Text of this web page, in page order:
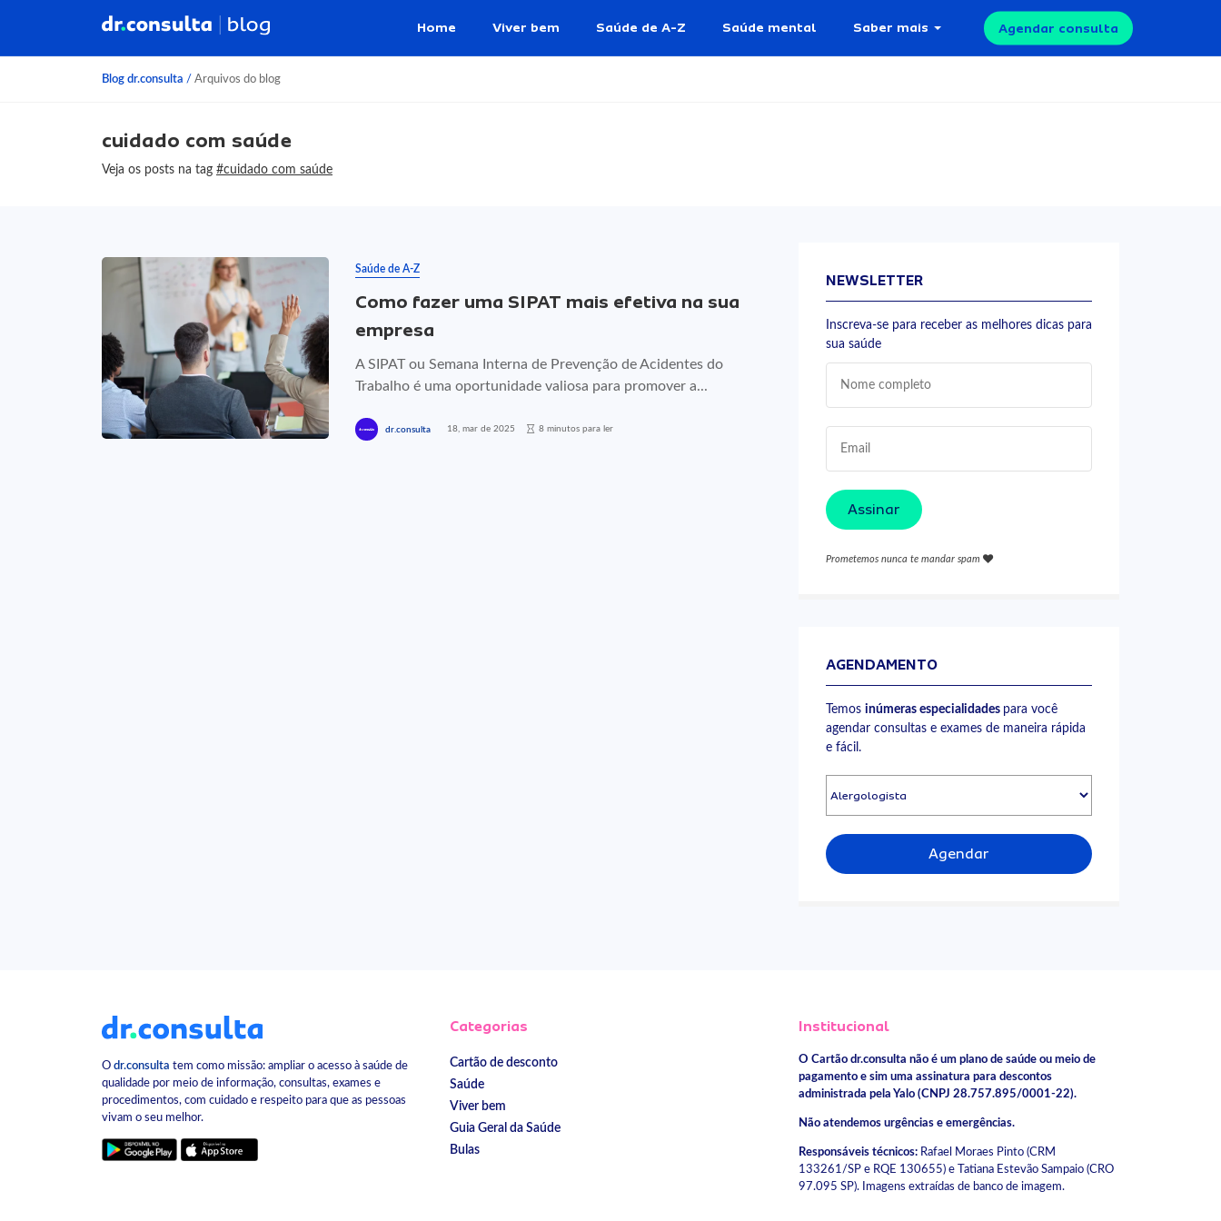
Home Viver bem Saúde de A-Z Saúde mental Saber mais Agendar consulta
Blog dr.consulta / Arquivos do blog
cuidado com saúde
Veja os posts na tag #cuidado com saúde
Saúde de A-Z
Como fazer uma SIPAT mais efetiva na sua
empresa
A SIPAT ou Semana Interna de Prevenção de Acidentes do
Trabalho é uma oportunidade valiosa para promover a...
dr.consulta 18, mar de 2025 8 minutos para ler
NEWSLETTER
Inscreva-se para receber as melhores dicas para
sua saúde
Assinar
Prometemos nunca te mandar spam
AGENDAMENTO
Temos inúmeras especialidades para você
agendar consultas e exames de maneira rápida
e fácil.
Agendar
O dr.consulta tem como missão: ampliar o acesso à saúde de
qualidade por meio de informação, consultas, exames e
procedimentos, com cuidado e respeito para que as pessoas
vivam o seu melhor.
Categorias
Cartão de desconto
Saúde
Viver bem
Guia Geral da Saúde
Bulas
Institucional
O Cartão dr.consulta não é um plano de saúde ou meio de
pagamento e sim uma assinatura para descontos
administrada pela Yalo (CNPJ 28.757.895/0001-22).
Não atendemos urgências e emergências.
Responsáveis técnicos:Rafael Moraes Pinto (CRM
133261/SP e RQE 130655) e Tatiana Estevão Sampaio (CRO
97.095 SP). Imagens extraídas de banco de imagem.